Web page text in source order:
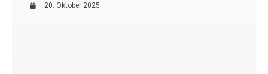
20. Oktober 2025